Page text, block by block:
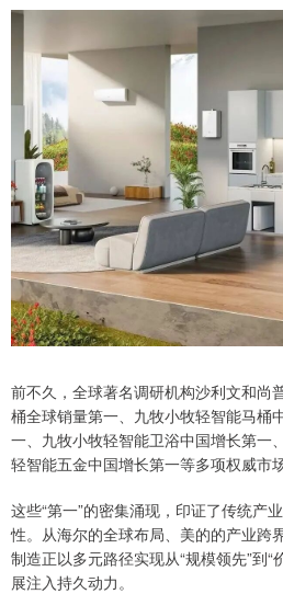
前不久，全球著名调研机构沙利文和尚
桶全球销量第一、九牧小牧轻智能马桶
一、九牧小牧轻智能卫浴中国增长第一
轻智能五金中国增长第一等多项权威市
这些“第一”的密集涌现，印证了传统产
性。从海尔的全球布局、美的的产业跨
制造正以多元路径实现从“规模领先”到
展注入持久动力。